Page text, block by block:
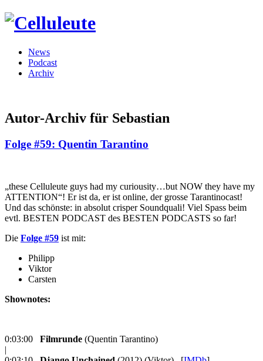
News
Podcast
Archiv
Autor-Archiv für Sebastian
Folge #59: Quentin Tarantino
„these Celluleute guys had my curiousity…but NOW they have my
ATTENTION“! Er ist da, er ist online, der grosse Tarantinocast!
Und das schönste: in absolut crisper Soundquali! Viel Spass beim
evtl. BESTEN PODCAST des BESTEN PODCASTS so far!
Die Folge #59 ist mit:
Philipp
Viktor
Carsten
Shownotes:
0:03:00 Filmrunde (Quentin Tarantino)
|